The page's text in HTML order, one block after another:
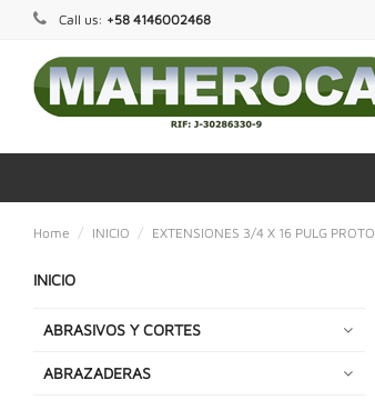
Call us: +58 4146002468
Home INICIO EXTENSIONES 3/4 X 16 PULG PROTO
INICIO
ABRASIVOS Y CORTES
ABRAZADERAS